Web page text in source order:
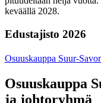
keväällä 2028.
Edustajisto 2026
Osuuskauppa Suur-
Osuuskauppa
ja johtoryhmä